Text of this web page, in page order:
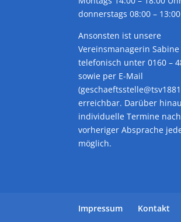
donnerstags 08:00 –
Ansonsten ist unsere
Vereinsmanagerin Sabine
telefonisch unter 0160 –
sowie per E-Mail
erreichbar. Darüber
individuelle Termine nach
vorheriger Absprache
möglich.
Impressum Kontakt